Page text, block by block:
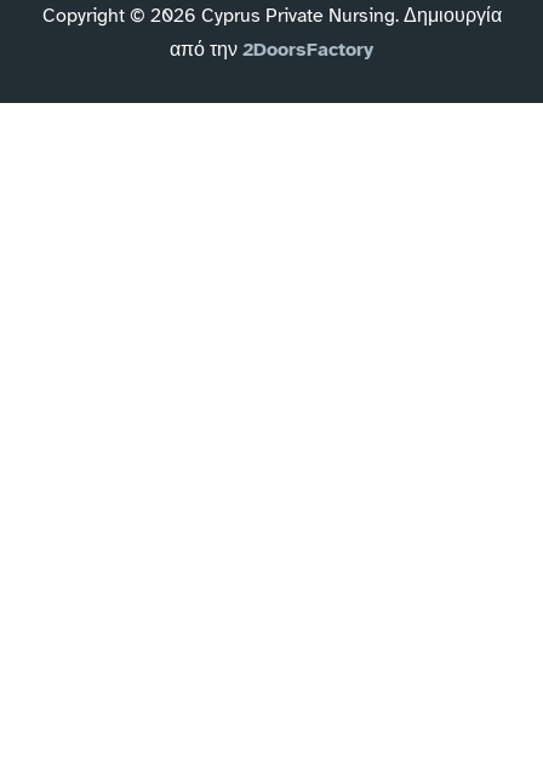
Copyright © 2026 Cyprus Private Nursing. Δημιουργία
από την 2DoorsFactory